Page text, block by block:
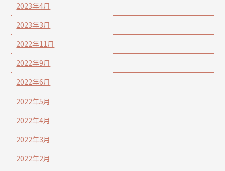
2023年4月
2023年3月
2022年11月
2022年9月
2022年6月
2022年5月
2022年4月
2022年3月
2022年2月